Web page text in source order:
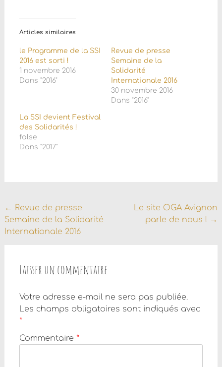
Articles similaires
le Programme de la SSI
2016 est sorti !
1 novembre 2016
Dans "2016"
Revue de presse
Semaine de la
Solidarité
Internationale 2016
30 novembre 2016
Dans "2016"
La SSI devient Festival
des Solidarités !
false
Dans "2017"
Navigation
de
← Revue de presse
Semaine de la Solidarité
Internationale 2016
Le site OGA Avignon
parle de nous ! →
Laisser un commentaire
Votre adresse e-mail ne sera pas publiée.
Les champs obligatoires sont indiqués avec
*
Commentaire *